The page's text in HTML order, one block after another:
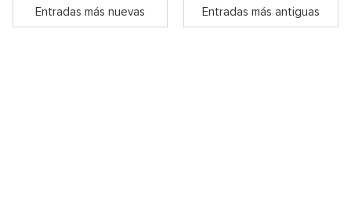
Entradas más nuevas Entradas más antiguas